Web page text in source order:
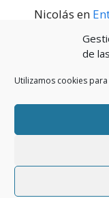
de
Utilizamos cookies
Nicolás en
principios
POLÍTICA
Política
© 2026 Blog De